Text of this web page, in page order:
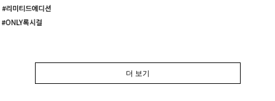
더 보기